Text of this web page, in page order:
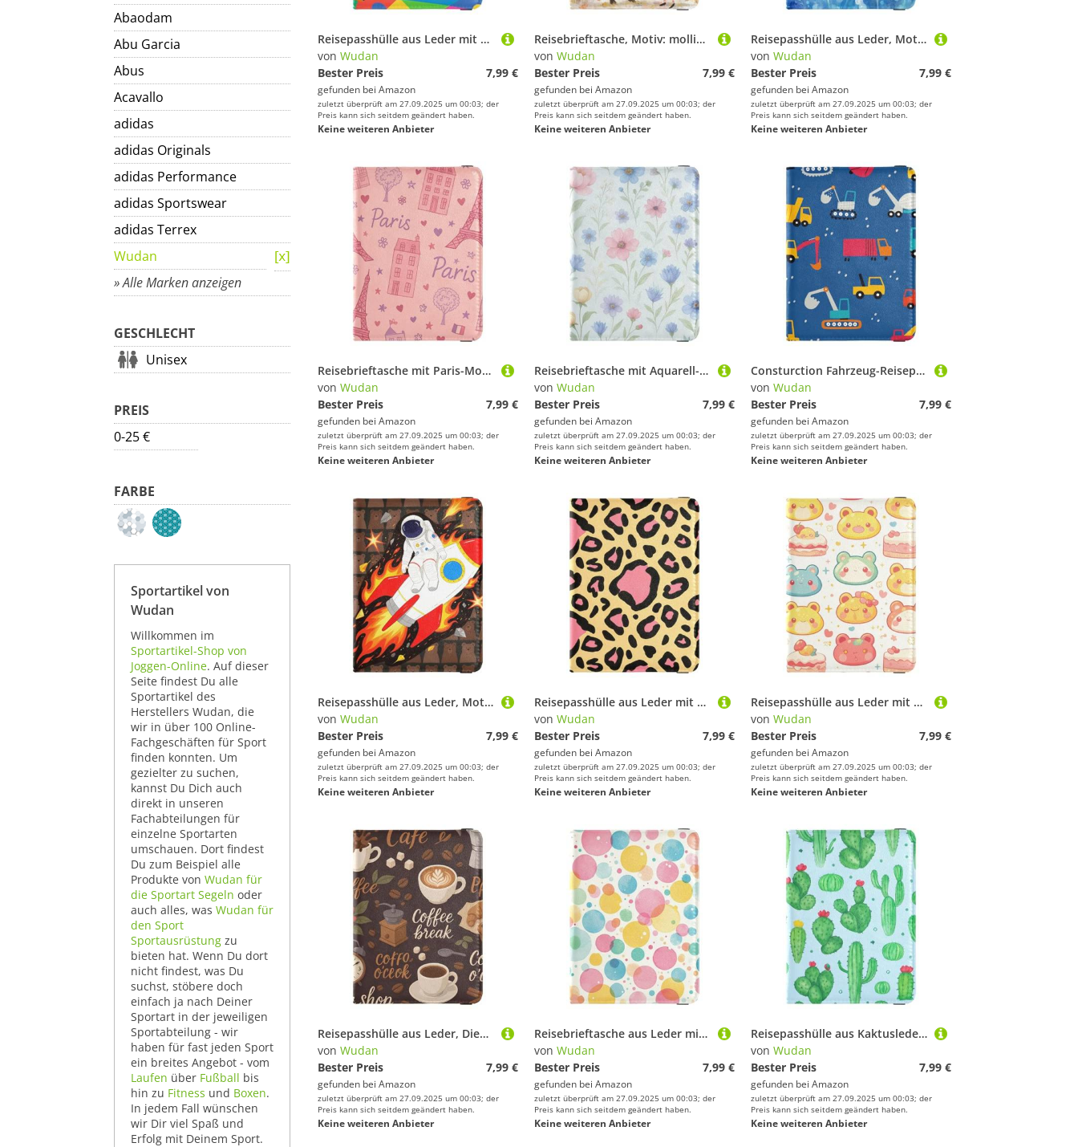
Abaodam
Abu Garcia
Abus
Acavallo
adidas
adidas Originals
adidas Performance
adidas Sportswear
adidas Terrex
Wudan
» Alle Marken anzeigen
GESCHLECHT
Unisex
PREIS
0-25 €
FARBE
Sportartikel von
Wudan
Willkommen im
Sportartikel-Shop von
Joggen-Online. Auf dieser
Seite findest Du alle
Sportartikel des
Herstellers Wudan, die
wir in über 100 Online-
Fachgeschäften für Sport
finden konnten. Um
gezielter zu suchen,
kannst Du Dich auch
direkt in unseren
Fachabteilungen für
einzelne Sportarten
umschauen. Dort findest
Du zum Beispiel alle
Produkte von Wudan für
die Sportart Segeln oder
auch alles, was Wudan für
den Sport
Sportausrüstung zu
bieten hat. Wenn Du dort
nicht findest, was Du
suchst, stöbere doch
einfach ja nach Deiner
Sportart in der jeweiligen
Sportabteilung - wir
haben für fast jeden Sport
ein breites Angebot - vom
Laufen über Fußball bis
hin zu Fitness und Boxen.
In jedem Fall wünschen
wir Dir viel Spaß und
Erfolg mit Deinem Sport.
Reisepasshülle aus Leder mit Hunde- und Pfotenmotiv, Diebstahlschutz, Geldhalter für Familienausflüge
von Wudan
Bester Preis
7,99 €
gefunden bei Amazon
zuletzt überprüft am 27.09.2025 um 00:03; der
Preis kann sich seitdem geändert haben.
Keine weiteren Anbieter
Reisebrieftasche, Motiv: molliger Fuchs mit Mädchen, Leder, Reisepasshülle, wasserdicht, Geld- und Kartenetui für Herren, Reisezubehör
von Wudan
Bester Preis
7,99 €
gefunden bei Amazon
zuletzt überprüft am 27.09.2025 um 00:03; der
Preis kann sich seitdem geändert haben.
Keine weiteren Anbieter
Reisepasshülle aus Leder, Motiv: weißer Löwenzahn in Blau, große Kapazität, Geldhalter für Frauen, Reisedokumente
von Wudan
Bester Preis
7,99 €
gefunden bei Amazon
zuletzt überprüft am 27.09.2025 um 00:03; der
Preis kann sich seitdem geändert haben.
Keine weiteren Anbieter
Reisebrieftasche mit Paris-Motiv, Leder, sicher verstecktes Geld- und Kartenetui für Familienausflüge
von Wudan
Bester Preis
7,99 €
gefunden bei Amazon
zuletzt überprüft am 27.09.2025 um 00:03; der
Preis kann sich seitdem geändert haben.
Keine weiteren Anbieter
Reisebrieftasche mit Aquarell-Blumenmuster, Leder, sichere versteckte Reisepasshülle für Herren, Reisezubehör
von Wudan
Bester Preis
7,99 €
gefunden bei Amazon
zuletzt überprüft am 27.09.2025 um 00:03; der
Preis kann sich seitdem geändert haben.
Keine weiteren Anbieter
Consturction Fahrzeug-Reisepasshülle aus Leder für Reisen, sichere versteckte Reisepassbuchhalter für Familienausflüge
von Wudan
Bester Preis
7,99 €
gefunden bei Amazon
zuletzt überprüft am 27.09.2025 um 00:03; der
Preis kann sich seitdem geändert haben.
Keine weiteren Anbieter
Reisepasshülle aus Leder, Motiv: Astronaut und Raketen im Weltraum, Familienreise, große Kapazität, Reisepasshüllen für Herren, Reisezubehör
von Wudan
Bester Preis
7,99 €
gefunden bei Amazon
zuletzt überprüft am 27.09.2025 um 00:03; der
Preis kann sich seitdem geändert haben.
Keine weiteren Anbieter
Reisepasshülle aus Leder mit Leopardenmuster, sicher versteckt, für Familienausflüge, Zubehör
von Wudan
Bester Preis
7,99 €
gefunden bei Amazon
zuletzt überprüft am 27.09.2025 um 00:03; der
Preis kann sich seitdem geändert haben.
Keine weiteren Anbieter
Reisepasshülle aus Leder mit niedlichem Cartoon-Motiv, für Reisen, wasserdicht, Reisepasshülle für Herren, Zubehör
von Wudan
Bester Preis
7,99 €
gefunden bei Amazon
zuletzt überprüft am 27.09.2025 um 00:03; der
Preis kann sich seitdem geändert haben.
Keine weiteren Anbieter
Reisepasshülle aus Leder, Diebstahlschutz, Reisepasshalter für Herren, Reisezubehör
von Wudan
Bester Preis
7,99 €
gefunden bei Amazon
zuletzt überprüft am 27.09.2025 um 00:03; der
Preis kann sich seitdem geändert haben.
Keine weiteren Anbieter
Reisebrieftasche aus Leder mit bunten Punkten, großes Fassungsvermögen, Tickethalter für Herren, Reise-Organizer
von Wudan
Bester Preis
7,99 €
gefunden bei Amazon
zuletzt überprüft am 27.09.2025 um 00:03; der
Preis kann sich seitdem geändert haben.
Keine weiteren Anbieter
Reisepasshülle aus Kaktusleder, wasserdicht, für Geld und Karten, für Herren, Reisezubehör
von Wudan
Bester Preis
7,99 €
gefunden bei Amazon
zuletzt überprüft am 27.09.2025 um 00:03; der
Preis kann sich seitdem geändert haben.
Keine weiteren Anbieter